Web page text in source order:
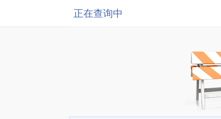
正在查询中